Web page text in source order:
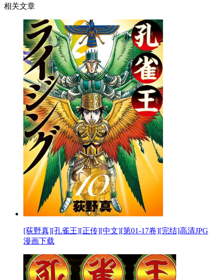
相关文章
[荻野真][孔雀王][正传][中文][第01-17卷][完结]高清JPG
漫画下载